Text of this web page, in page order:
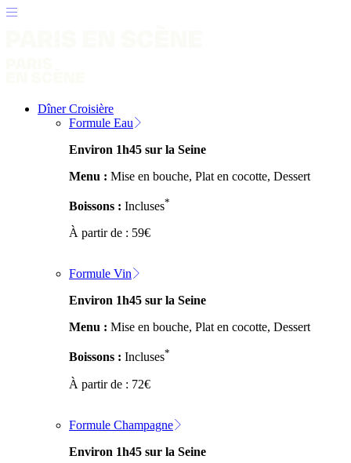
Dîner Croisière
Formule Eau
Environ 1h45 sur la Seine
Menu : Mise en bouche, Plat en cocotte, Dessert
Boissons : Incluses*
À partir de : 59€
Formule Vin
Environ 1h45 sur la Seine
Menu : Mise en bouche, Plat en cocotte, Dessert
Boissons : Incluses*
À partir de : 72€
Formule Champagne
Environ 1h45 sur la Seine